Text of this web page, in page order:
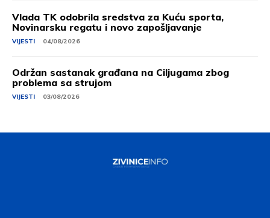
Vlada TK odobrila sredstva za Kuću sporta,
Novinarsku regatu i novo zapošljavanje
VIJESTI 04/08/2026
Održan sastanak građana na Ciljugama zbog
problema sa strujom
VIJESTI 03/08/2026